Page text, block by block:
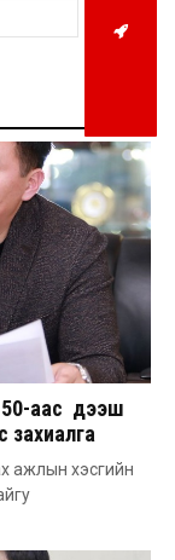
50-аас дээш
захиалга
ажлын хэсгийн